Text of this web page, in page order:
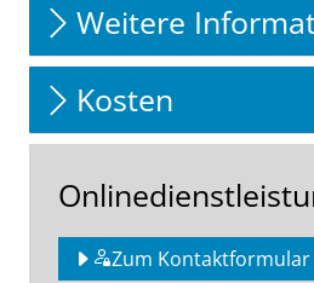
Weitere
Kosten
Zum Kontaktformular